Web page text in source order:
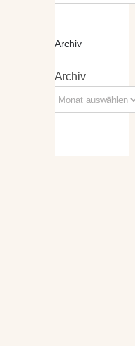
Archiv
Archiv